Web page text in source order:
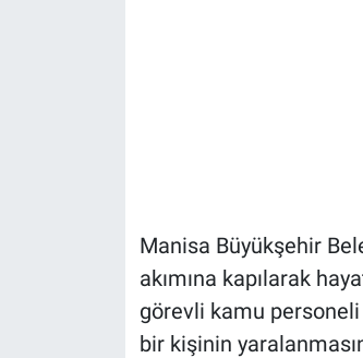
Manisa Büyükşehir
akımına kapılarak
görevli kamu
bir kişinin